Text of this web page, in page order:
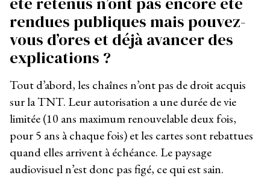
rendues publiques mais pouvez-
vous d’ores et déjà avancer des
explications ?
Tout d’abord, les chaînes n’ont pas de droit acquis
sur la TNT. Leur autorisation a une durée de vie
limitée (10 ans maximum renouvelable deux fois,
pour 5 ans à chaque fois) et les cartes sont rebattues
quand elles arrivent à échéance. Le paysage
audiovisuel n’est donc pas figé, ce qui est sain.